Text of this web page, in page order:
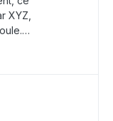
XYZ,